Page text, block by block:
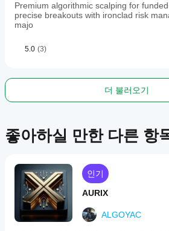
Premium algorithmic scalping for
precise breakouts with ironclad risk
majo
5.0 (3)
더 불러오기
좋아하실 만한 다른 항
인기
AURIX
ALGOYAC